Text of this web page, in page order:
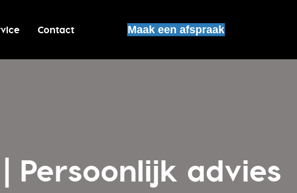
Contact Maak een afspraak
Persoonlijk advies